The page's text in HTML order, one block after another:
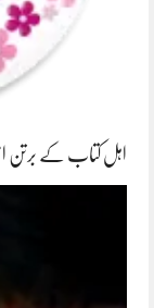
اہل کتاب کے برتن